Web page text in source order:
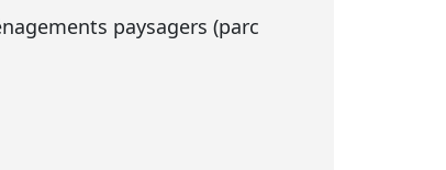
paysagers (parc